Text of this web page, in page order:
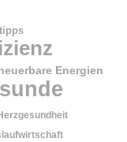
Energien